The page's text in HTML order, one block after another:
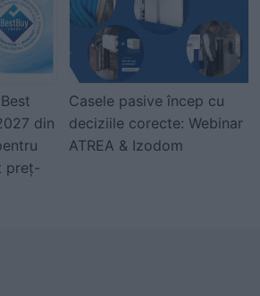
din
preț-
Casele pasive încep cu
deciziile corecte: Webinar
ATREA & Izodom